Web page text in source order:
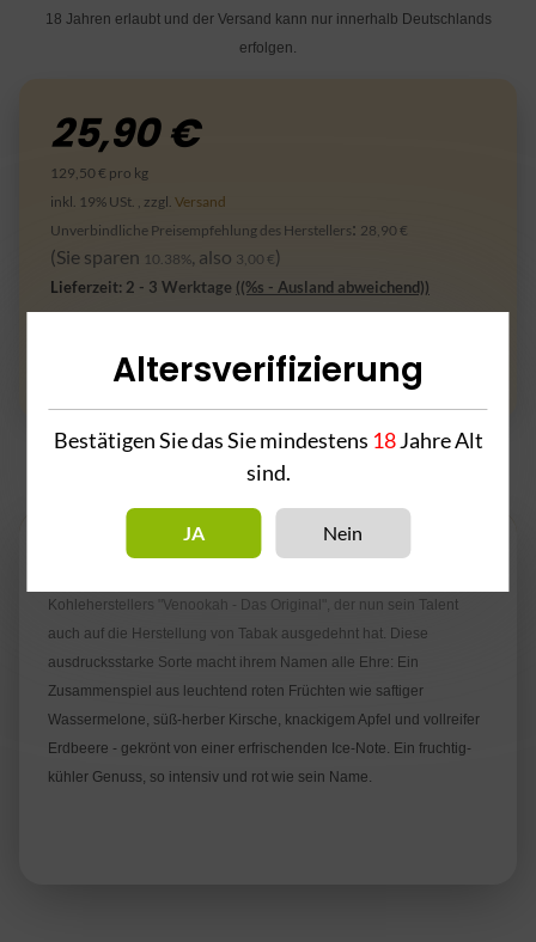
18 Jahren erlaubt und der Versand kann nur innerhalb Deutschlands
erfolgen.
25,90 €
129,50 € pro kg
inkl. 19% USt. , zzgl. Versand
Unverbindliche Preisempfehlung des Herstellers: 28,90 €
(Sie sparen 10.38% , also 3,00 €)
Lieferzeit: 2 - 3 Werktage ((%s - Ausland abweichend))
Kohleherstellers "Venookah - Das Original", der nun sein Talent
auch auf die Herstellung von Tabak ausgedehnt hat. Diese
ausdrucksstarke Sorte macht ihrem Namen alle Ehre: Ein
Zusammenspiel aus leuchtend roten Früchten wie saftiger
Wassermelone, süß-herber Kirsche, knackigem Apfel und vollreifer
Erdbeere - gekrönt von einer erfrischenden Ice-Note. Ein fruchtig-
kühler Genuss, so intensiv und rot wie sein Name.
Altersverifizierung
Bestätigen Sie das Sie mindestens 18Jahre Alt
sind.
JA Nein